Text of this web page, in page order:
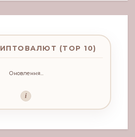
(TOP 10)
Оновлення...
i